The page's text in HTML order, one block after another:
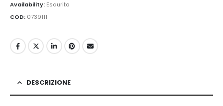
Availability: Esaurito
COD: 0739111
DESCRIZIONE